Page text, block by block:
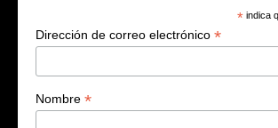
* indica
Dirección de correo electrónico *
Nombre *